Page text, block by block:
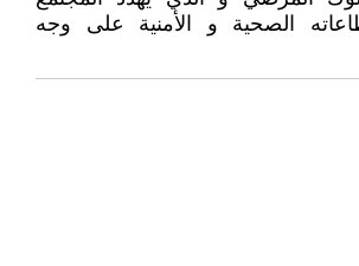
الصحية و الأمنية على وجه